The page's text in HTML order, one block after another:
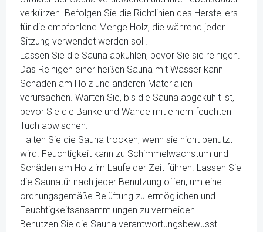
verkürzen. Befolgen Sie die Richtlinien des Herstellers
für die empfohlene Menge Holz, die während jeder
Sitzung verwendet werden soll.
Lassen Sie die Sauna abkühlen, bevor Sie sie reinigen.
Das Reinigen einer heißen Sauna mit Wasser kann
Schäden am Holz und anderen Materialien
verursachen. Warten Sie, bis die Sauna abgekühlt ist,
bevor Sie die Bänke und Wände mit einem feuchten
Tuch abwischen.
Halten Sie die Sauna trocken, wenn sie nicht benutzt
wird. Feuchtigkeit kann zu Schimmelwachstum und
Schäden am Holz im Laufe der Zeit führen. Lassen Sie
die Saunatür nach jeder Benutzung offen, um eine
ordnungsgemäße Belüftung zu ermöglichen und
Feuchtigkeitsansammlungen zu vermeiden.
Benutzen Sie die Sauna verantwortungsbewusst.